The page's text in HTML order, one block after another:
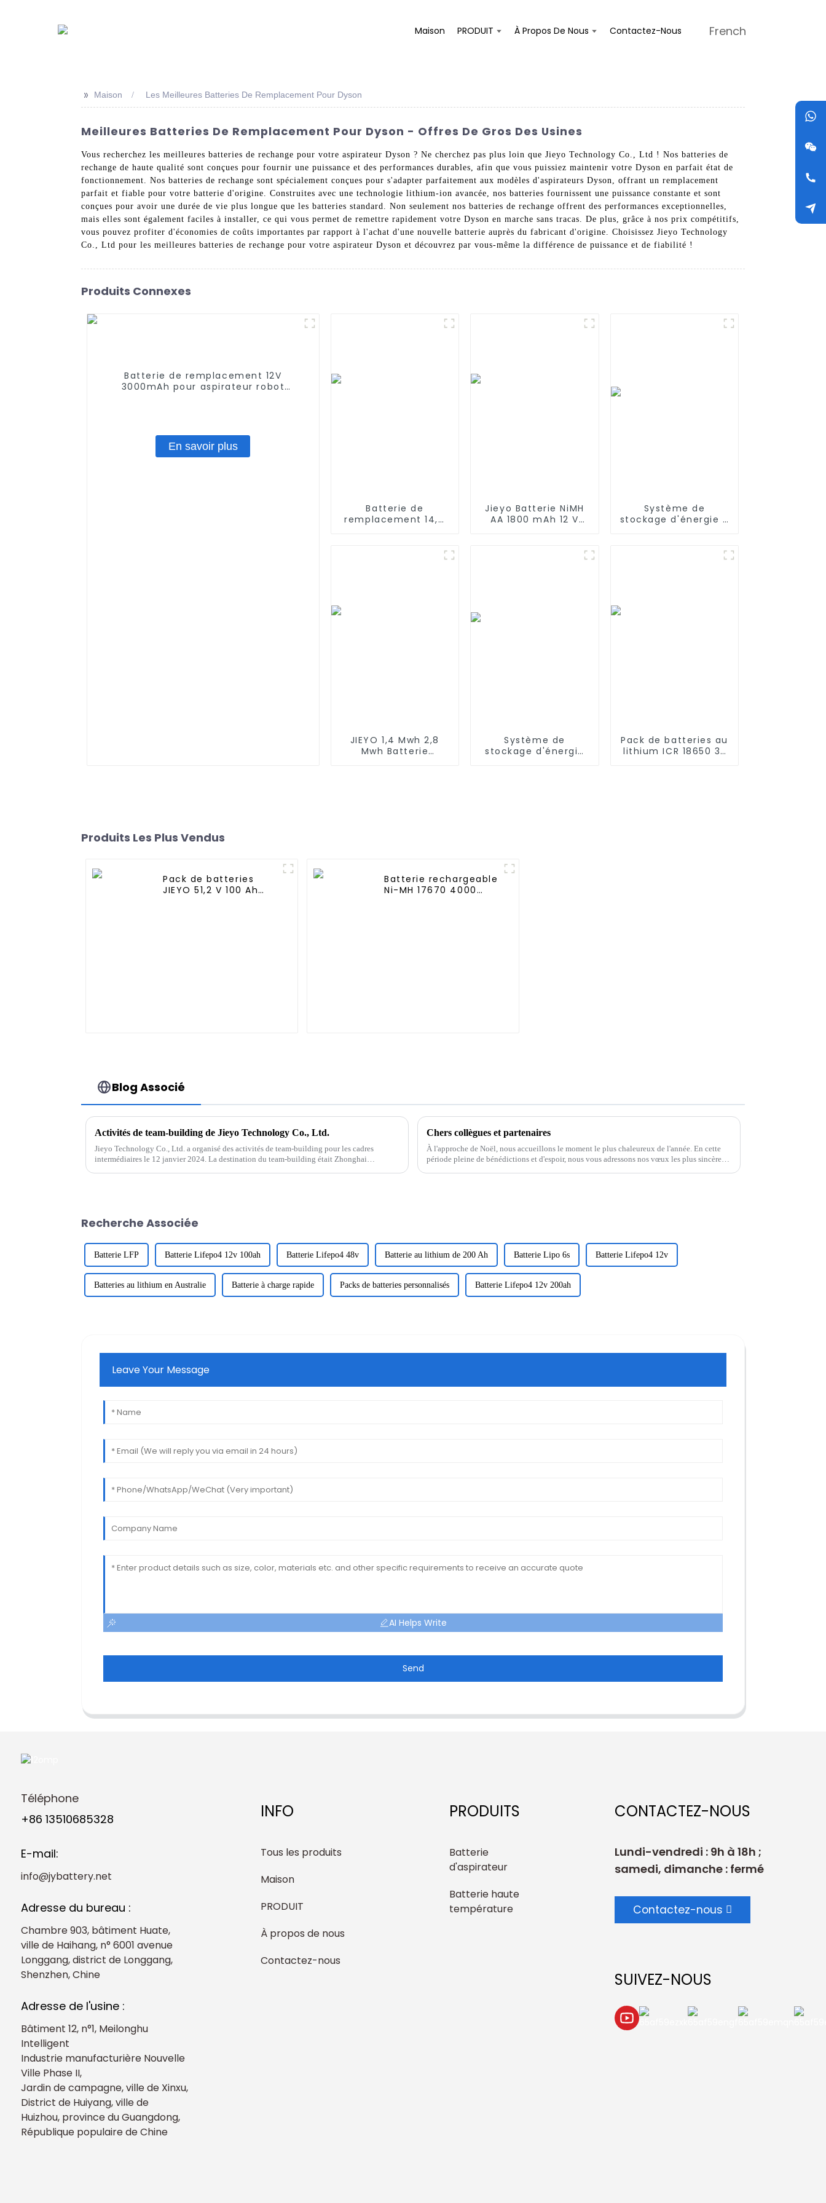
Maison PRODUIT À Propos De Nous Contactez-Nous French
>> Maison Les Meilleures Batteries De Remplacement Pour Dyson
Meilleures Batteries De Remplacement Pour Dyson - Offres De Gros Des Usines
Vous recherchez les meilleures batteries de rechange pour votre aspirateur Dyson ? Ne cherchez pas plus loin que Jieyo Technology Co., Ltd ! Nos batteries de
rechange de haute qualité sont conçues pour fournir une puissance et des performances durables, afin que vous puissiez maintenir votre Dyson en parfait état de
fonctionnement. Nos batteries de rechange sont spécialement conçues pour s'adapter parfaitement aux modèles d'aspirateurs Dyson, offrant un remplacement
parfait et fiable pour votre batterie d'origine. Construites avec une technologie lithium-ion avancée, nos batteries fournissent une puissance constante et sont
conçues pour avoir une durée de vie plus longue que les batteries standard. Non seulement nos batteries de rechange offrent des performances exceptionnelles,
mais elles sont également faciles à installer, ce qui vous permet de remettre rapidement votre Dyson en marche sans tracas. De plus, grâce à nos prix compétitifs,
vous pouvez profiter d'économies de coûts importantes par rapport à l'achat d'une nouvelle batterie auprès du fabricant d'origine. Choisissez Jieyo Technology
Co., Ltd pour les meilleures batteries de rechange pour votre aspirateur Dyson et découvrez par vous-même la différence de puissance et de fiabilité !
Produits Connexes
Batterie de remplacement 12V
3000mAh pour aspirateur robot
En savoir plus
Batterie de
remplacement 14,4
Ecovacs Deebot 500,
Jieyo Batterie NiMH
AA 1800 mAh 12 V
rechargeables pour
Système de
stockage d'énergie à
JIEYO 1,4 Mwh 2,8
Mwh Batterie
Système de
stockage d'énergie
Pack de batteries au
lithium ICR 18650 3s
Produits Les Plus Vendus
Pack de batteries
JIEYO 51,2 V 100 Ah
Batterie rechargeable
Ni-MH 17670 4000
Blog Associé
Activités de team-building de Jieyo Technology Co., Ltd.
Jieyo Technology Co., Ltd. a organisé des activités de team-building pour les cadres
intermédiaires le 12 janvier 2024. La destination du team-building était Zhonghai
Chers collègues et partenaires
À l'approche de Noël, nous accueillons le moment le plus chaleureux de l'année. En cette
période pleine de bénédictions et d'espoir, nous vous adressons nos vœux les plus sincères
Recherche Associée
Batterie LFP Batterie Lifepo4 12v 100ah Batterie Lifepo4 48v Batterie au lithium de 200 Ah Batterie Lipo 6s Batterie Lifepo4 12v
Batteries au lithium en Australie Batterie à charge rapide Packs de batteries personnalisés Batterie Lifepo4 12v 200ah
Leave Your Message
AI Helps Write
Send
Téléphone
+86 13510685328
E-mail:
info@jybattery.net
Adresse du bureau :
Chambre 903, bâtiment Huate,
ville de Haihang, n° 6001 avenue
Longgang, district de Longgang,
Shenzhen, Chine
Adresse de l'usine :
Bâtiment 12, n°1, Meilonghu
Intelligent
Industrie manufacturière Nouvelle
Ville Phase II,
Jardin de campagne, ville de Xinxu,
District de Huiyang, ville de
Huizhou, province du Guangdong,
République populaire de Chine
INFO
Tous les produits
Maison
PRODUIT
À propos de nous
Contactez-nous
PRODUITS
Batterie
d'aspirateur
Batterie haute
température
CONTACTEZ-NOUS
Lundi-vendredi : 9h à 18h ;
samedi, dimanche : fermé
Contactez-nous
SUIVEZ-NOUS